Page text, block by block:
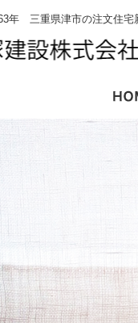
年 三重県津市の注文住宅